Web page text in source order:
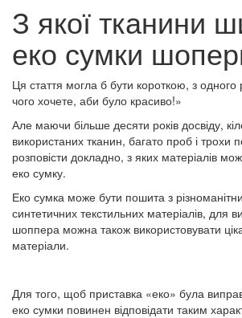
З якої тканини
еко сумки
Ця стаття могла б бути короткою, з
чого хочете, аби було красиво!»
Але маючи більше десяти років досвіду,
використаних тканин, багато проб і
розповісти докладно, з яких матеріалів
еко сумку.
Еко сумка може бути пошита з
синтетичних текстильних матеріалів, для
шоппера можна також використовувати
матеріали.
Для того, щоб приставка «еко» була
еко сумки повинен відповідати таким